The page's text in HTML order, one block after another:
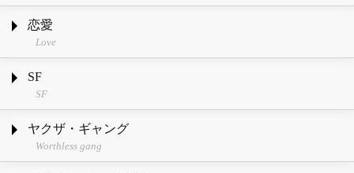
恋愛
Love
SF
SF
ヤクザ・ギャング
Worthless gang